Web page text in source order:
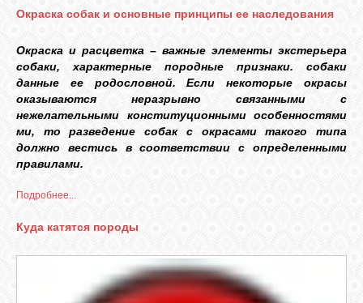
Окраска собак и основные принципы ее наследования
Окраска и расцветка – важные элементы экстерьера
собаки, характерные породные признаки. собаки
данные ее родословной. Если некоторые окрасы
оказываются неразрывно связанными с
нежелательными конституционными особенностями
ми, то разведение собак с окрасами такого типа
должно вестись в соответствии с определенными
правилами.
Подробнее...
Куда катятся породы